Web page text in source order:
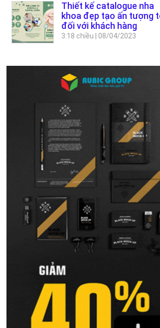
Thiết kế catalogue nha
khoa đẹp tạo ấn tượng
đối với khách hàng
3:18 chiều 08/04/2023